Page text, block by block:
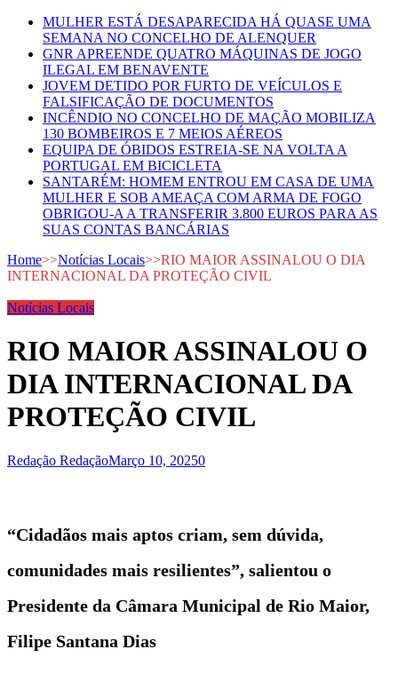
MULHER ESTÁ DESAPARECIDA HÁ QUASE UMA
SEMANA NO CONCELHO DE ALENQUER
GNR APREENDE QUATRO MÁQUINAS DE JOGO
ILEGAL EM BENAVENTE
JOVEM DETIDO POR FURTO DE VEÍCULOS E
FALSIFICAÇÃO DE DOCUMENTOS
INCÊNDIO NO CONCELHO DE MAÇÃO MOBILIZA
130 BOMBEIROS E 7 MEIOS AÉREOS
EQUIPA DE ÓBIDOS ESTREIA-SE NA VOLTA A
PORTUGAL EM BICICLETA
SANTARÉM: HOMEM ENTROU EM CASA DE UMA
MULHER E SOB AMEAÇA COM ARMA DE FOGO
OBRIGOU-A A TRANSFERIR 3.800 EUROS PARA AS
SUAS CONTAS BANCÁRIAS
Home>>Notícias Locais>>RIO MAIOR ASSINALOU O DIA
INTERNACIONAL DA PROTEÇÃO CIVIL
Notícias Locais
RIO MAIOR ASSINALOU O
DIA INTERNACIONAL DA
PROTEÇÃO CIVIL
Redação RedaçãoMarço 10, 20250
“Cidadãos mais aptos criam, sem dúvida,
comunidades mais resilientes”, salientou o
Presidente da Câmara Municipal de Rio Maior,
Filipe Santana Dias